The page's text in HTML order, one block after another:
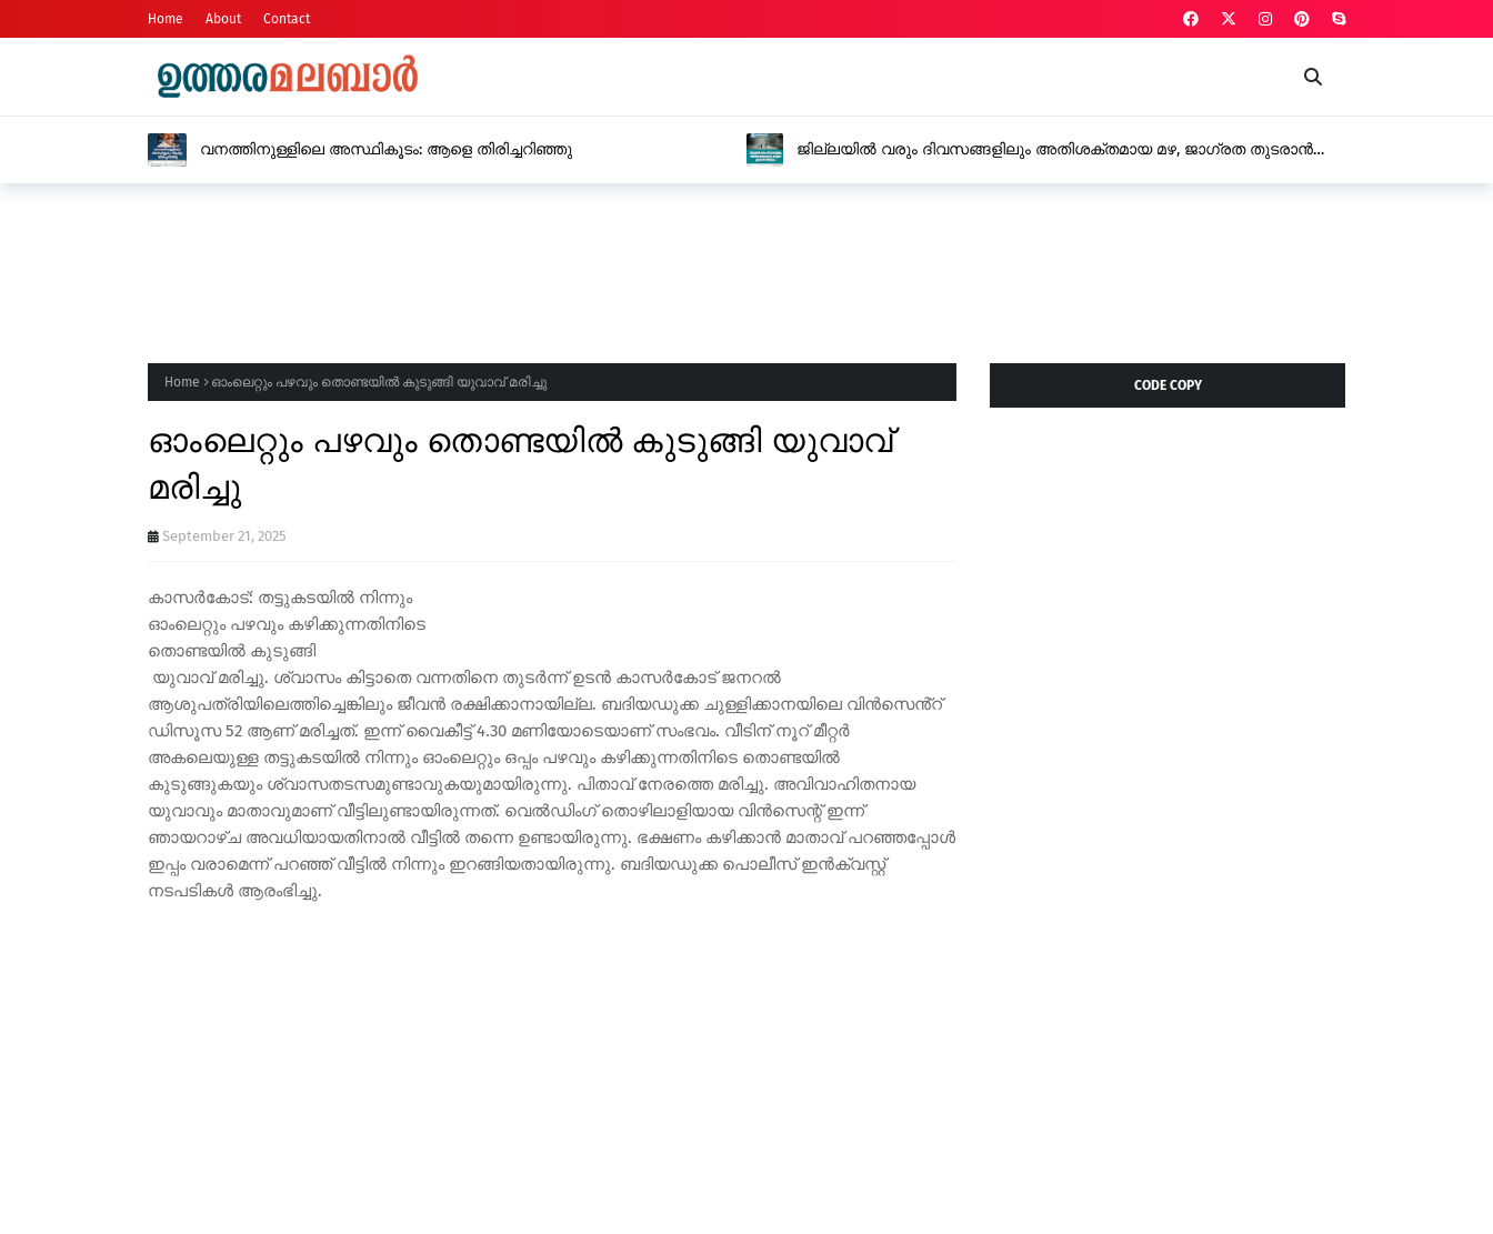
Home About Contact
ജില്ലയിൽ വരും ദിവസങ്ങളിലും അതിശക്തമായ മഴ, ജാഗ്രത തുടരാൻ
പെൺകുട്ടിയെ ക്രൂരമായ ലൈംഗിക പീഡനത്തിനിരയാക്കിയ യുവതി
Home ഓംലെറ്റും പഴവും തൊണ്ടയിൽ കുടുങ്ങി യുവാവ് മരിച്ചു
ഓംലെറ്റും പഴവും തൊണ്ടയിൽ കുടുങ്ങി യുവാവ്
മരിച്ചു
September 21, 2025
കാസർകോട്: തട്ടുകടയിൽ നിന്നും
ഓംലെറ്റും പഴവും കഴിക്കുന്നതിനിടെ
തൊണ്ടയിൽ കുടുങ്ങി
യുവാവ് മരിച്ചു. ശ്വാസം കിട്ടാതെ വന്നതിനെ തുടർന്ന് ഉടൻ കാസർകോട് ജനറൽ
ആശുപത്രിയിലെത്തിച്ചെങ്കിലും ജീവൻ രക്ഷിക്കാനായില്ല. ബദിയഡുക്ക ചുള്ളിക്കാനയിലെ വിൻസെൻ്റ്
ഡിസൂസ 52 ആണ് മരിച്ചത്. ഇന്ന് വൈകീട്ട് 4.30 മണിയോടെയാണ് സംഭവം. വീടിന് നൂറ് മീറ്റർ
അകലെയുള്ള തട്ടുകടയിൽ നിന്നും ഓംലെറ്റും ഒപ്പം പഴവും കഴിക്കുന്നതിനിടെ തൊണ്ടയിൽ
കുടുങ്ങുകയും ശ്വാസതടസമുണ്ടാവുകയുമായിരുന്നു. പിതാവ് നേരത്തെ മരിച്ചു. അവിവാഹിതനായ
യുവാവും മാതാവുമാണ് വീട്ടിലുണ്ടായിരുന്നത്. വെൽഡിംഗ് തൊഴിലാളിയായ വിൻസെന്റ് ഇന്ന്
ഞായറാഴ്ച അവധിയായതിനാൽ വീട്ടിൽ തന്നെ ഉണ്ടായിരുന്നു. ഭക്ഷണം കഴിക്കാൻ മാതാവ് പറഞ്ഞപ്പോൾ
ഇപ്പം വരാമെന്ന് പറഞ്ഞ് വീട്ടിൽ നിന്നും ഇറങ്ങിയതായിരുന്നു. ബദിയഡുക്ക പൊലീസ് ഇൻക്വസ്റ്റ്
നടപടികൾ ആരംഭിച്ചു.
CODE COPY